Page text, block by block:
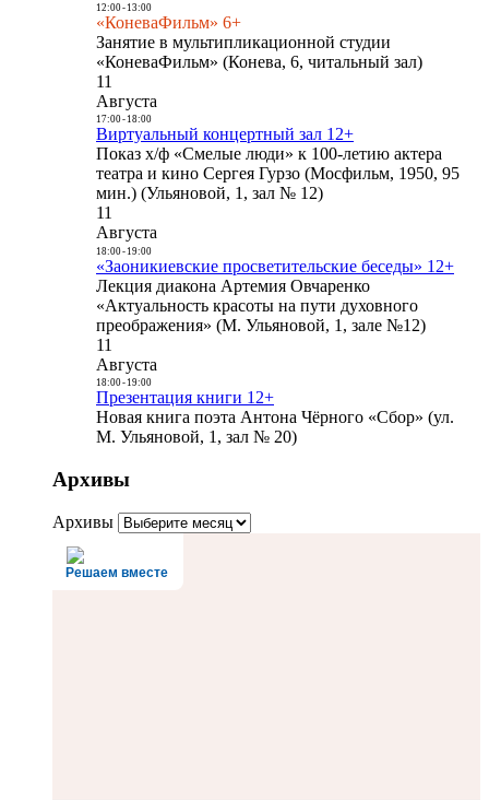
12:00- 13:00
«КоневаФильм» 6+
Занятие в мультипликационной студии
«КоневаФильм» (Конева, 6, читальный зал)
11
Августа
17:00- 18:00
Виртуальный концертный зал 12+
Показ х/ф «Смелые люди» к 100-летию актера
театра и кино Сергея Гурзо (Мосфильм, 1950, 95
мин.) (Ульяновой, 1, зал № 12)
11
Августа
18:00- 19:00
«Заоникиевские просветительские беседы» 12+
Лекция диакона Артемия Овчаренко
«Актуальность красоты на пути духовного
преображения» (М. Ульяновой, 1, зале №12)
11
Августа
18:00- 19:00
Презентация книги 12+
Новая книга поэта Антона Чёрного «Сбор» (ул.
М. Ульяновой, 1, зал № 20)
Архивы
Архивы
Решаем вместе